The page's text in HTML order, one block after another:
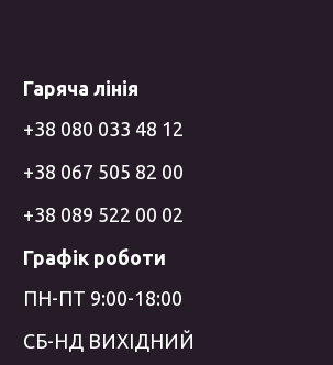
Гаряча лінія
+38 080 033 48 12
+38 067 505 82 00
+38 089 522 00 02
Графік роботи
ПН-ПТ 9:00-18:00
СБ-НД ВИХІДНИЙ